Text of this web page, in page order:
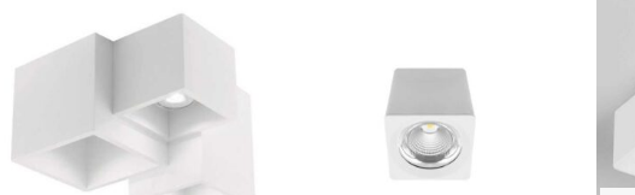
era:
28,92 €.
è:
28,92 €.